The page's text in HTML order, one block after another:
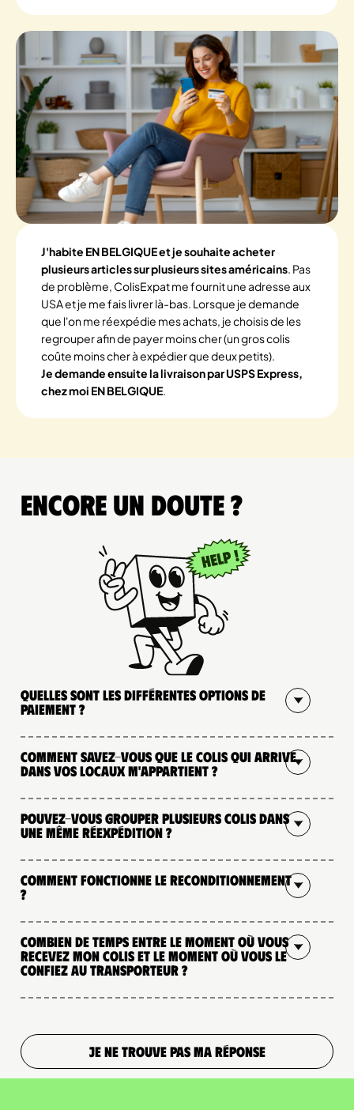
J'habite EN BELGIQUE et je souhaite acheter
plusieurs articles sur plusieurs sites américains. Pas
de problème, ColisExpat me fournit une adresse aux
USA et je me fais livrer là-bas. Lorsque je demande
que l'on me réexpédie mes achats, je choisis de les
regrouper afin de payer moins cher (un gros colis
coûte moins cher à expédier que deux petits).
Je demande ensuite la livraison par USPS Express,
chez moi EN BELGIQUE.
Encore un doute ?
Quelles sont les différentes options de
paiement ?
Comment savez-vous que le colis qui arrive
dans vos locaux m'appartient ?
Pouvez-vous grouper plusieurs colis dans
une même réexpédition ?
Comment fonctionne le reconditionnement
?
Combien de temps entre le moment où vous
recevez mon colis et le moment où vous le
confiez au transporteur ?
JE NE TROUVE PAS MA RÉPONSE